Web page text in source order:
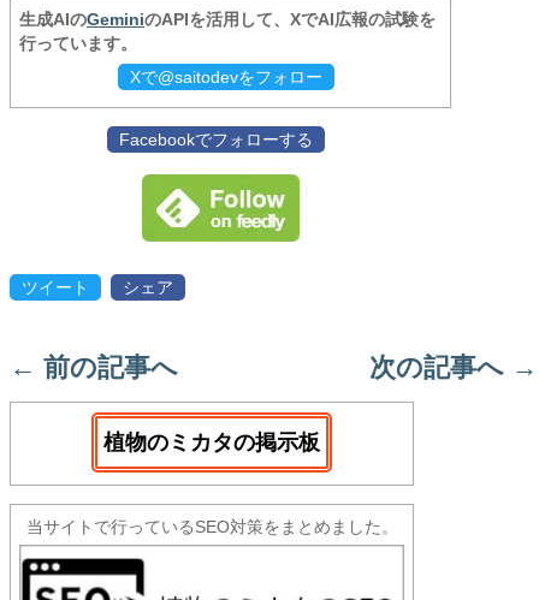
生成AIのGeminiのAPIを活用して、XでAI広報の試験を
行っています。
Xで@saitodevをフォロー
Facebookでフォローする
ツイート シェア
← 前の記事へ 次の記事へ →
植物のミカタの掲示板
当サイトで行っているSEO対策をまとめました。